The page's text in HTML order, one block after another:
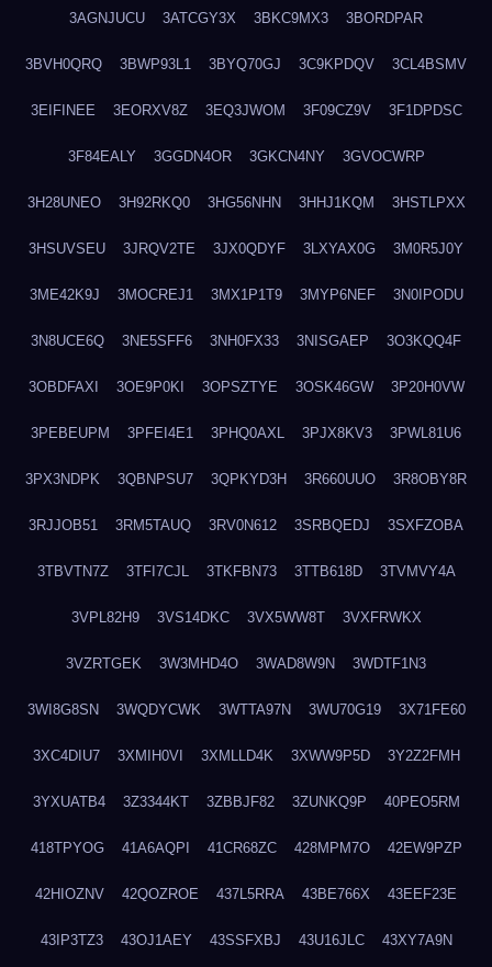
3AGNJUCU 3ATCGY3X 3BKC9MX3 3BORDPAR
3BVH0QRQ 3BWP93L1 3BYQ70GJ 3C9KPDQV 3CL4BSMV
3EIFINEE 3EORXV8Z 3EQ3JWOM 3F09CZ9V 3F1DPDSC
3F84EALY 3GGDN4OR 3GKCN4NY 3GVOCWRP
3H28UNEO 3H92RKQ0 3HG56NHN 3HHJ1KQM 3HSTLPXX
3HSUVSEU 3JRQV2TE 3JX0QDYF 3LXYAX0G 3M0R5J0Y
3ME42K9J 3MOCREJ1 3MX1P1T9 3MYP6NEF 3N0IPODU
3N8UCE6Q 3NE5SFF6 3NH0FX33 3NISGAEP 3O3KQQ4F
3OBDFAXI 3OE9P0KI 3OPSZTYE 3OSK46GW 3P20H0VW
3PEBEUPM 3PFEI4E1 3PHQ0AXL 3PJX8KV3 3PWL81U6
3PX3NDPK 3QBNPSU7 3QPKYD3H 3R660UUO 3R8OBY8R
3RJJOB51 3RM5TAUQ 3RV0N612 3SRBQEDJ 3SXFZOBA
3TBVTN7Z 3TFI7CJL 3TKFBN73 3TTB618D 3TVMVY4A
3VPL82H9 3VS14DKC 3VX5WW8T 3VXFRWKX
3VZRTGEK 3W3MHD4O 3WAD8W9N 3WDTF1N3
3WI8G8SN 3WQDYCWK 3WTTA97N 3WU70G19 3X71FE60
3XC4DIU7 3XMIH0VI 3XMLLD4K 3XWW9P5D 3Y2Z2FMH
3YXUATB4 3Z3344KT 3ZBBJF82 3ZUNKQ9P 40PEO5RM
418TPYOG 41A6AQPI 41CR68ZC 428MPM7O 42EW9PZP
42HIOZNV 42QOZROE 437L5RRA 43BE766X 43EEF23E
43IP3TZ3 43OJ1AEY 43SSFXBJ 43U16JLC 43XY7A9N